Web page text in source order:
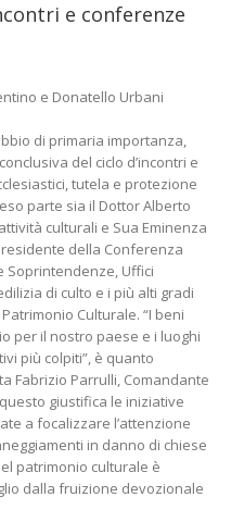
e conferenze
e Donatello Urbani
di primaria importanza,
del ciclo d’incontri e
tutela e protezione
parte sia il Dottor Alberto
culturali e Sua Eminenza
della Conferenza
Soprintendenze, Uffici
di culto e i più alti gradi
Culturale. “I beni
per il nostro paese e i luoghi
più colpiti”, è quanto
Fabrizio Parrulli, Comandante
giustifica le iniziative
a focalizzare l’attenzione
in danno di chiese
patrimonio culturale è
dalla fruizione devozionale